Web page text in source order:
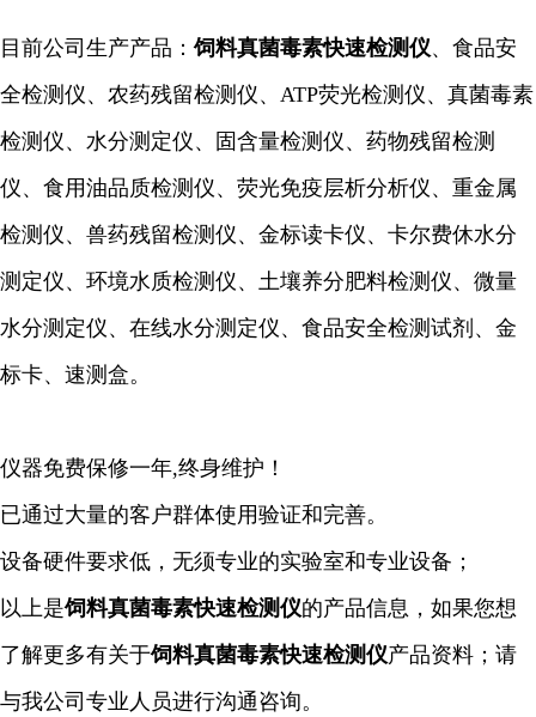
目前公司生产产品：饲料真菌毒素快速检测仪、食品安
全检测仪、农药残留检测仪、ATP荧光检测仪、真菌毒素
检测仪、水分测定仪、固含量检测仪、药物残留检测
仪、食用油品质检测仪、荧光免疫层析分析仪、重金属
检测仪、兽药残留检测仪、金标读卡仪、卡尔费休水分
测定仪、环境水质检测仪、土壤养分肥料检测仪、微量
水分测定仪、在线水分测定仪、食品安全检测试剂、金
标卡、速测盒。
仪器免费保修一年,终身维护！
已通过大量的客户群体使用验证和完善。
设备硬件要求低，无须专业的实验室和专业设备；
以上是饲料真菌毒素快速检测仪的产品信息，如果您想
了解更多有关于饲料真菌毒素快速检测仪产品资料；请
与我公司专业人员进行沟通咨询。